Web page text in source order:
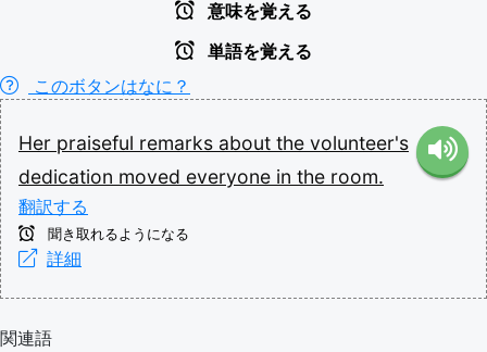
意味を覚える
単語を覚える
このボタンはなに？
Her praiseful remarks about the volunteer's
dedication moved everyone in the room.
翻訳する
聞き取れるようになる
詳細
関連語